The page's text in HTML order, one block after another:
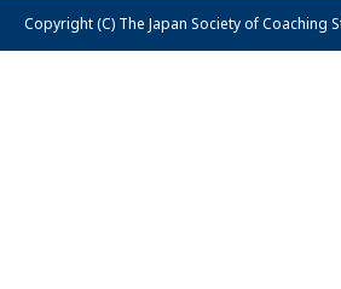
Copyright (C) The Japan Society of Coaching